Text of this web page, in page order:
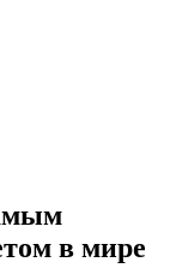
в мире